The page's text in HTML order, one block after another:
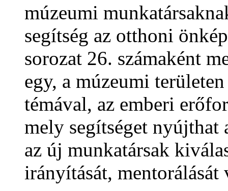
múzeumi
segítség az otthoni
sorozat 26. számaként
egy, a múzeumi
témával, az emberi
mely segítséget
az új munkatársak
irányítását, mentorálását